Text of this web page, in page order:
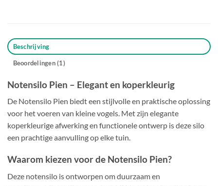
Beschrijving
Beoordelingen (1)
Notensilo Pien – Elegant en koperkleurig
De Notensilo Pien biedt een stijlvolle en praktische oplossing
voor het voeren van kleine vogels. Met zijn elegante
koperkleurige afwerking en functionele ontwerp is deze silo
een prachtige aanvulling op elke tuin.
Waarom kiezen voor de Notensilo Pien?
Deze notensilo is ontworpen om duurzaam en